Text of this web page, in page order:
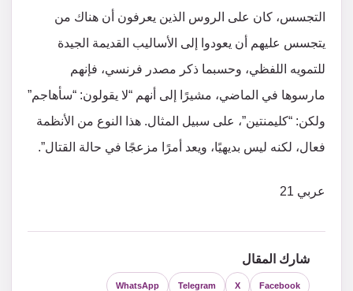
التجسس، كان على الروس الذين يعرفون أن هناك من
يتجسس عليهم أن يعودوا إلى الأساليب القديمة الجيدة
للتمويه اللفظي، وحسبما ذكر مصدر فرنسي، فإنهم
مارسوها في الماضي، مشيرًا إلى أنهم “لا يقولون: “سأهاجم”
ولكن: “كليمنتين”، على سبيل المثال. هذا النوع من الأنظمة
فعال، لكنه ليس بديهيًا، ويعد أمرًا مزعجًا في حالة القتال”.
عربي 21
شارك المقال
Facebook
X
Telegram
WhatsApp